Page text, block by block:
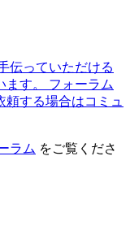
伝っていただける
す。
フォーラム
頼する場合はコミュ
ラム をご覧くださ